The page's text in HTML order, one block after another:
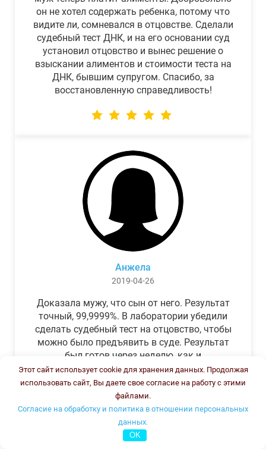
он не хотел содержать ребенка, потому что
видите ли, сомневался в отцовстве. Сделали
судебный тест ДНК, и на его основании суд
установил отцовство и вынес решение о
взыскании алиментов и стоимости теста на
ДНК, бывшим супругом. Спасибо, за
восстановленную справедливость!
Анжела
2019-04-26
Доказала мужу, что сын от него. Результат
точный, 99,9999%. В лаборатории убедили
сделать судебный тест на отцовство, чтобы
можно было предъявить в суде. Результат
был готов через неделю, как и
обещали.Теперь муж бегает и извиняется.
Этот сайт использует cookie для хранения данных. Продолжая
использовать сайт, Вы даете свое согласие на работу с этими
файлами.
Согласие на обработку и политика в отношении персональных
данных.
OK